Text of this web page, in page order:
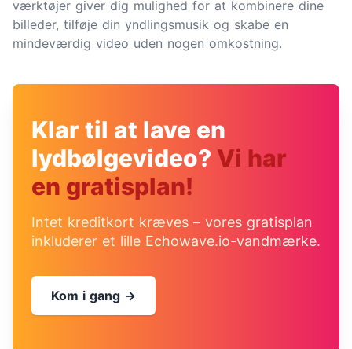
værktøjer giver dig mulighed for at kombinere dine
billeder, tilføje din yndlingsmusik og skabe en
mindeværdig video uden nogen omkostning.
Klar til at lave en
lydbølgevideo? Vi har
en gratisplan!
Intet kreditkort kræves – vores gratisplan
inkluderer et lille Echowave.io-vandmærke.
Kom i gang →